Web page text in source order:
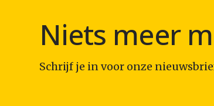
Niets meer
Schrijf je in voor onze